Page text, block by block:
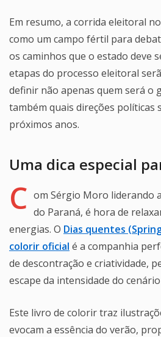
Em resumo, a corrida eleitoral
como um campo fértil para
os caminhos que o estado deve
etapas do processo eleitoral
definir não apenas quem será o
também quais direções políticas
próximos anos.
Uma dica especial
C om Sérgio Moro liderando
do Paraná, é hora de
energias. O Dias quentes
colorir oficial é a companhia
de descontração e criatividade,
escape da intensidade do
Este livro de colorir traz
evocam a essência do verão,